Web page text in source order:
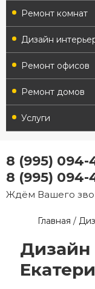
Ремонт комнат
Дизайн
Ремонт офисов
Ремонт домов
Услуги
8 (995) 094-
8 (995) 094-
Ждём Вашего
Главная /
Дизайн